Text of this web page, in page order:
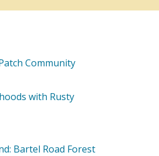
Community
with Rusty
Bartel Road Forest